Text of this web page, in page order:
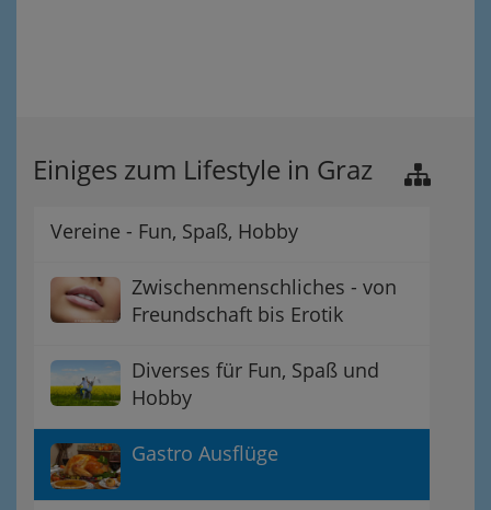
Einiges zum Lifestyle in Graz
Vereine - Fun, Spaß, Hobby
Zwischenmenschliches - von
Freundschaft bis Erotik
Diverses für Fun, Spaß und
Hobby
Gastro Ausflüge